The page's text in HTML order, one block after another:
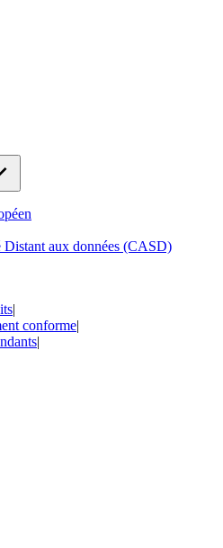
Distant aux données (CASD)
|
conforme|
|